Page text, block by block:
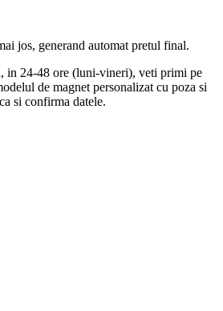
jos, generand automat pretul final.
in 24-48 ore (luni-vineri), veti primi pe
de magnet personalizat cu poza si
si confirma datele.